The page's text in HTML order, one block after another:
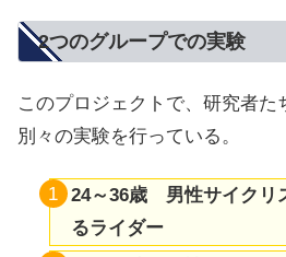
2つのグループでの実験
このプロジェクトで、研究者た
別々の実験を行っている。
24～36歳 男性サイク
るライダー